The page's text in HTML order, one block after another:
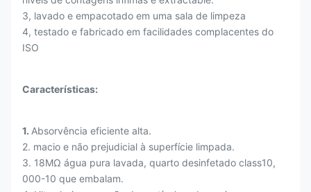
3, lavado e empacotado em uma sala de limpeza
4, testado e fabricado em facilidades complacentes do
ISO
Características:
1. Absorvência eficiente alta.
2. macio e não prejudicial à superfície limpada.
3. 18MΩ água pura lavada, quarto desinfetado class10,
000-10 que embalam.